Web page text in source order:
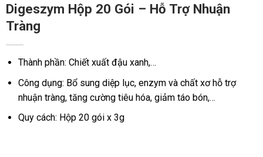
Digeszym Hộp 20 Gói – Hỗ Trợ Nhuận
Tràng
Thành phần: Chiết xuất đậu xanh,…
Công dụng: Bổ sung diệp lục, enzym và chất xơ hỗ trợ
nhuận tràng, tăng cường tiêu hóa, giảm táo bón,…
Quy cách: Hộp 20 gói x 3g